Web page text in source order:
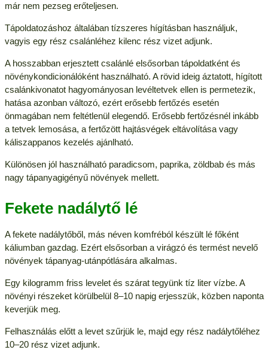
már nem pezseg erőteljesen.
Tápoldatozáshoz általában tízszeres hígításban használjuk,
vagyis egy rész csalánléhez kilenc rész vizet adjunk.
A hosszabban erjesztett csalánlé elsősorban tápoldatként és
növénykondicionálóként használható. A rövid ideig áztatott, hígított
csalánkivonatot hagyományosan levéltetvek ellen is permetezik,
hatása azonban változó, ezért erősebb fertőzés esetén
önmagában nem feltétlenül elegendő. Erősebb fertőzésnél inkább
a tetvek lemosása, a fertőzött hajtásvégek eltávolítása vagy
káliszappanos kezelés ajánlható.
Különösen jól használható paradicsom, paprika, zöldbab és más
nagy tápanyagigényű növények mellett.
Fekete nadálytő lé
A fekete nadálytőből, más néven komfréból készült lé főként
káliumban gazdag. Ezért elsősorban a virágzó és termést nevelő
növények tápanyag-utánpótlására alkalmas.
Egy kilogramm friss levelet és szárat tegyünk tíz liter vízbe. A
növényi részeket körülbelül 8–10 napig erjesszük, közben naponta
keverjük meg.
Felhasználás előtt a levet szűrjük le, majd egy rész nadálytőléhez
10–20 rész vizet adjunk.